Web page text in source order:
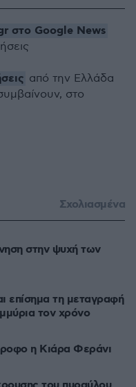
στο Google News
από την Ελλάδα
στο
Σχολιασμένα
στην ψυχή των
επίσημα τη μεταγραφή
τον χρόνο
η Κιάρα Φεράνι